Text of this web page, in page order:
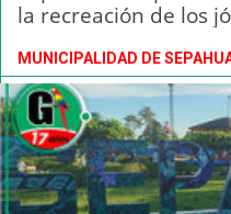
la recreación de los
MUNICIPALIDAD DE